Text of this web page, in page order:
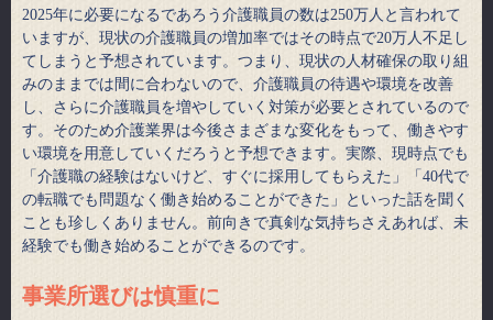
2025年に必要になるであろう介護職員の数は250万人と言われて
いますが、現状の介護職員の増加率ではその時点で20万人不足し
てしまうと予想されています。つまり、現状の人材確保の取り組
みのままでは間に合わないので、介護職員の待遇や環境を改善
し、さらに介護職員を増やしていく対策が必要とされているので
す。そのため介護業界は今後さまざまな変化をもって、働きやす
い環境を用意していくだろうと予想できます。実際、現時点でも
「介護職の経験はないけど、すぐに採用してもらえた」「40代で
の転職でも問題なく働き始めることができた」といった話を聞く
ことも珍しくありません。前向きで真剣な気持ちさえあれば、未
経験でも働き始めることができるのです。
事業所選びは慎重に